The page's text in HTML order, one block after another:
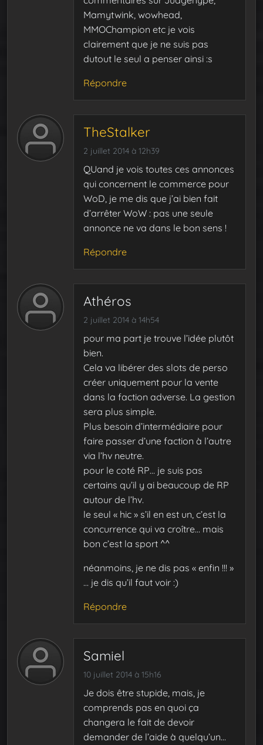
Mamytwink, wowhead,
MMOChampion etc je vois
clairement que je ne suis pas
dutout le seul a penser ainsi :s
Répondre
TheStalker
2 juillet 2014 à 12h39
QUand je vois toutes ces annonces
qui concernent le commerce pour
WoD, je me dis que j’ai bien fait
d’arrêter WoW : pas une seule
annonce ne va dans le bon sens !
Répondre
Athéros
2 juillet 2014 à 14h54
pour ma part je trouve l’idée plutôt
bien.
Cela va libérer des slots de perso
créer uniquement pour la vente
dans la faction adverse. La gestion
sera plus simple.
Plus besoin d’intermédiaire pour
faire passer d’une faction à l’autre
via l’hv neutre.
pour le coté RP… je suis pas
certains qu’il y ai beaucoup de RP
autour de l’hv.
le seul « hic » s’il en est un, c’est la
concurrence qui va croître… mais
bon c’est la sport ^^
néanmoins, je ne dis pas « enfin !!! »
… je dis qu’il faut voir :)
Répondre
Samiel
10 juillet 2014 à 15h16
Je dois être stupide, mais, je
comprends pas en quoi ça
changera le fait de devoir
demander de l’aide à quelqu’un…